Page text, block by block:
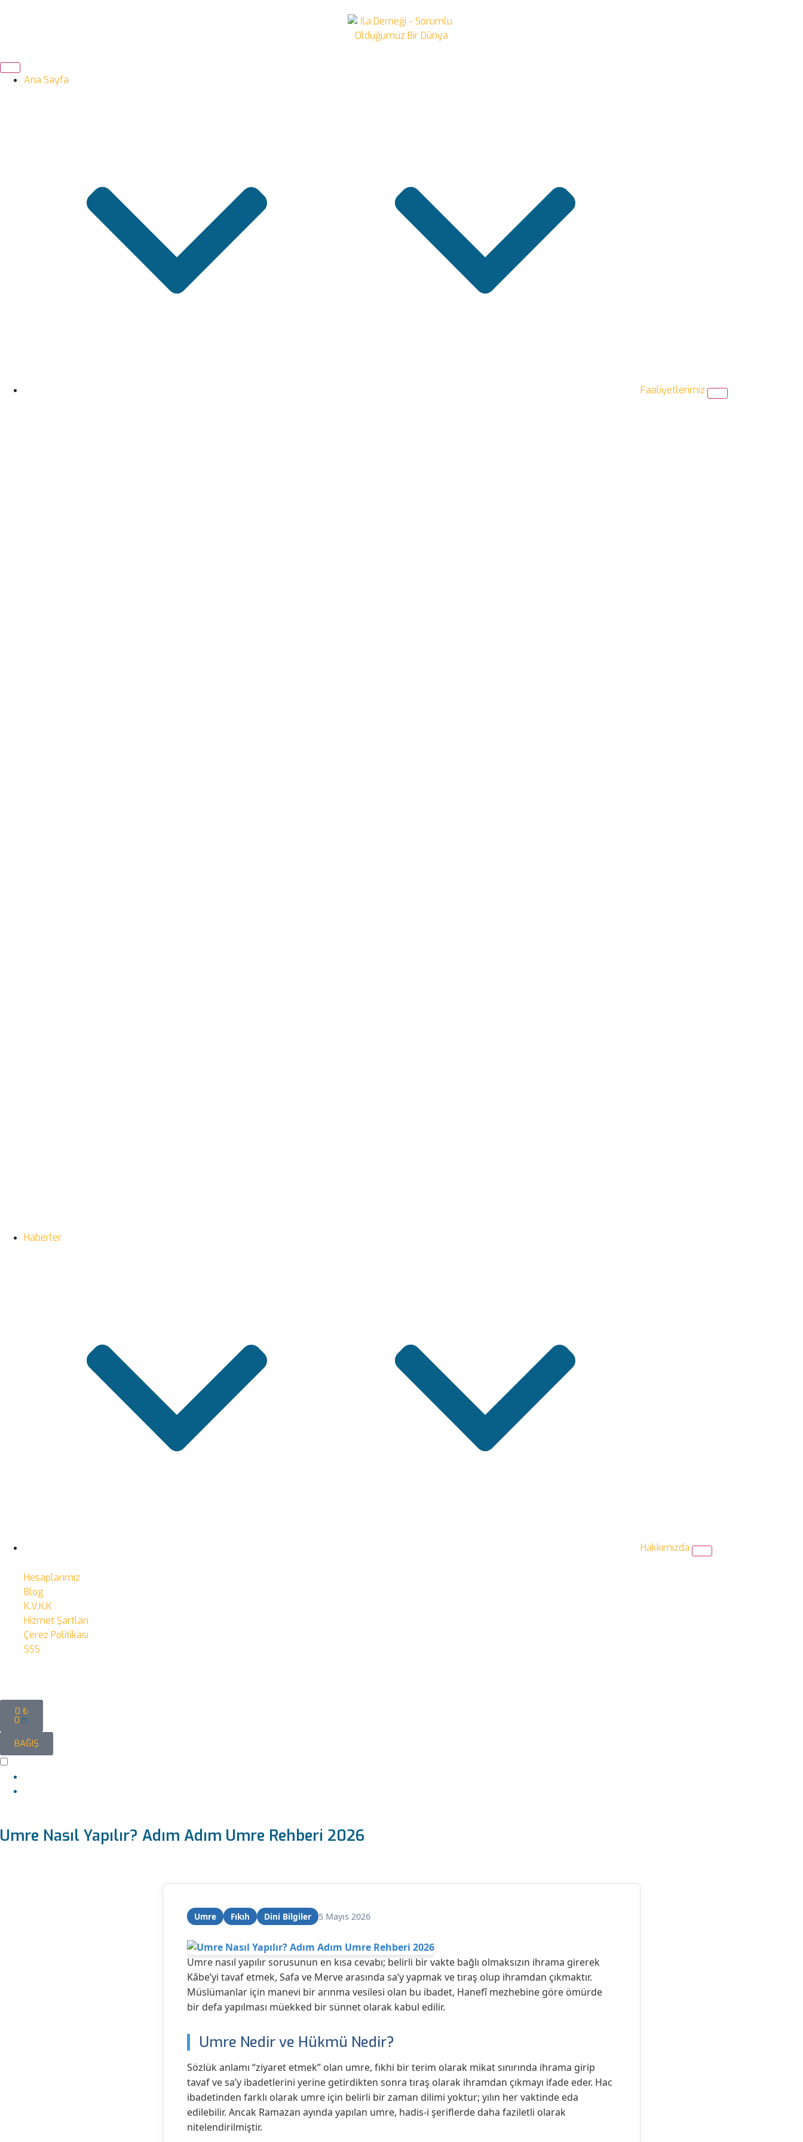
Ana Sayfa
Faaliyetlerimiz
Haberler
Hakkımızda
Hesaplarımız
Blog
K.V.K.K
Hizmet Şartları
Çerez Politikası
SSS
0 ₺
0
BAĞIŞ
Umre Nasıl Yapılır? Adım Adım Umre Rehberi 2026
Umre Fıkıh Dini Bilgiler 5 Mayıs 2026
Umre nasıl yapılırsorusunun en kısa cevabı; belirli bir vakte bağlı olmaksızın ihrama girerek
Kâbe’yi tavaf etmek, Safa ve Merve arasında sa’y yapmakve tıraş olup ihramdan çıkmaktır.
Müslümanlar için manevi bir arınma vesilesi olan bu ibadet, Hanefî mezhebine göre ömürde
bir defa yapılması müekked bir sünnet olarak kabul edilir.
Umre Nedir ve Hükmü Nedir?
Sözlük anlamı “ziyaret etmek” olan umre, fıkhi bir terim olarak mikat sınırında ihrama girip
tavaf ve sa’y ibadetlerini yerine getirdikten sonra tıraş olarak ihramdan çıkmayı ifade eder. Hac
ibadetinden farklı olarak umre için belirli bir zaman dilimi yoktur; yılın her vaktinde eda
edilebilir. Ancak Ramazan ayında yapılan umre, hadis-i şeriflerde daha faziletli olarak
nitelendirilmiştir.